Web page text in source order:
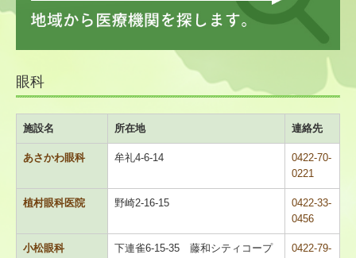
会員限定
医人往来
こども救急みたかのご案内
定期検診・予防接種情報
地域包括ケア
眼科
施設名 所在地 連絡先
あさかわ眼科 牟礼4-6-14
0422-70-
0221
植村眼科医院 野崎2-16-15
0422-33-
0456
小松眼科
下連雀6-15-35 藤和シティコープ
0422-79-